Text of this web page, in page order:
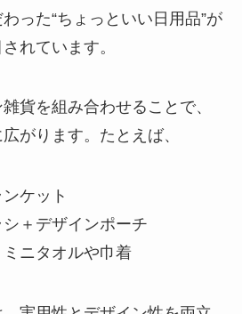
った“ちょっといい日用品”が
れています。
貨を組み合わせることで、
がります。たとえば、
ケット
シ＋デザインポーチ
ミニタオルや巾着